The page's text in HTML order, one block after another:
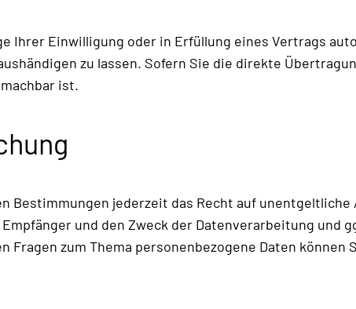
Ihrer Einwilligung oder in Erfüllung eines Vertrags
zu lassen. Sofern Sie die direkte
ist.
Bestimmungen jederzeit das Recht auf
und den Zweck der Datenverarbeitung und
Fragen zum Thema personenbezogene Daten